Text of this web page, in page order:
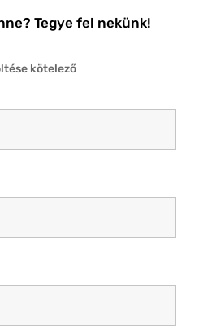
Tegye fel nekünk!
kötelező